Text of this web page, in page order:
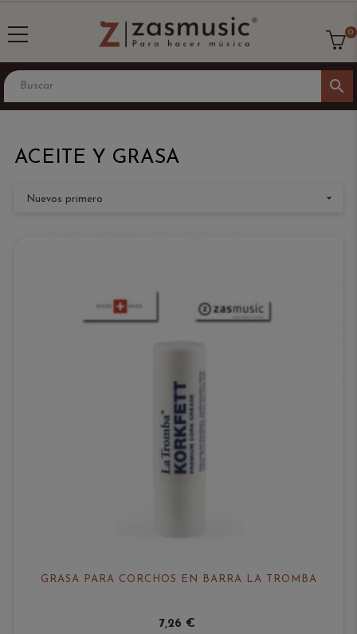
search
0
ACEITE Y GRASA
Nuevos primero 
GRASA PARA CORCHOS EN BARRA LA TROMBA
7,26 €